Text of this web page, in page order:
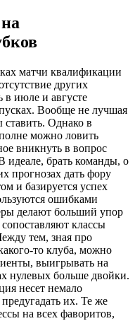
матчи квалификации
других
в июле и августе
Вообще не лучшая
ставить. Однако в
можно ловить
вникнуть в вопрос
идеале, брать команды, о
прогнозах дать фору
и базируется успех
ошибками
делают больший упор
классы
тем, зная про
то клуба, можно
выигрывать на
нулевых больше двойки.
несет немало
их. Те же
на всех фаворитов,